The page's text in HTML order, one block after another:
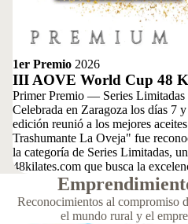
1er Premio 2026
III AOVE World Cup 48
Primer Premio — Series Limitadas
Celebrada en Zaragoza los días 7
edición reunió a los mejores
Trashumante La Oveja" fue
la categoría de Series Limitadas,
48kilates.com que busca la
Reconocimientos al compromiso
el mundo rural y el